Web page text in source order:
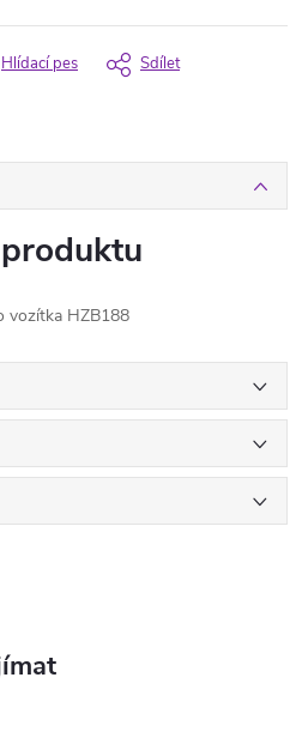
Hlídací pes Sdílet
vozítka HZB188